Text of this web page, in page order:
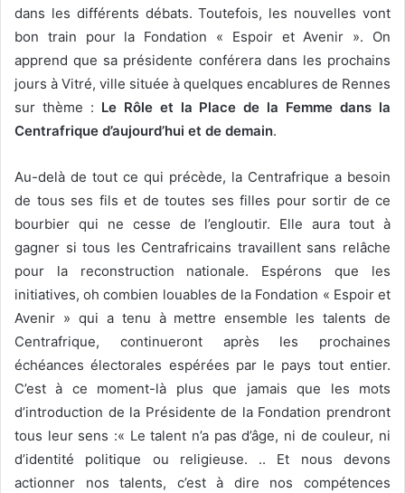
dans les différents débats. Toutefois, les nouvelles vont
bon train pour la Fondation « Espoir et Avenir ». On
apprend que sa présidente conférera dans les prochains
jours à Vitré, ville située à quelques encablures de Rennes
sur thème : Le Rôle et la Place de la Femme dans la
Centrafrique d’aujourd’hui et de demain.
Au-delà de tout ce qui précède, la Centrafrique a besoin
de tous ses fils et de toutes ses filles pour sortir de ce
bourbier qui ne cesse de l’engloutir. Elle aura tout à
gagner si tous les Centrafricains travaillent sans relâche
pour la reconstruction nationale. Espérons que les
initiatives, oh combien louables de la Fondation « Espoir et
Avenir » qui a tenu à mettre ensemble les talents de
Centrafrique, continueront après les prochaines
échéances électorales espérées par le pays tout entier.
C’est à ce moment-là plus que jamais que les mots
d’introduction de la Présidente de la Fondation prendront
tous leur sens :« Le talent n’a pas d’âge, ni de couleur, ni
d’identité politique ou religieuse. .. Et nous devons
actionner nos talents, c’est à dire nos compétences